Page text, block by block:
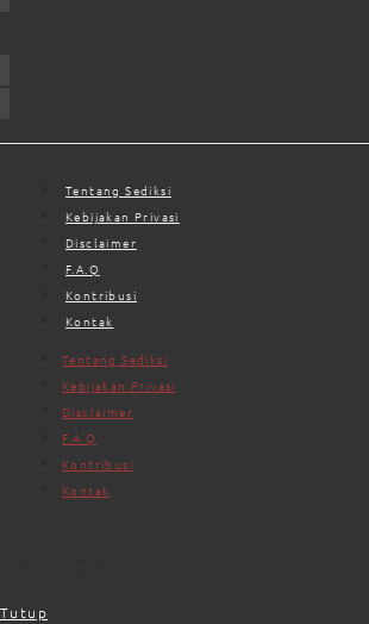
Tentang Sediksi
Kebijakan Privasi
Disclaimer
F.A.Q
Kontribusi
Kontak
Tentang Sediksi
Kebijakan Privasi
Disclaimer
F.A.Q
Kontribusi
Kontak
Tutup